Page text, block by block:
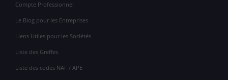
Compte Professionnel
Le Blog pour les Entreprises
Liens Utiles pour les Sociétés
Liste des Greffes
Liste des codes NAF / APE